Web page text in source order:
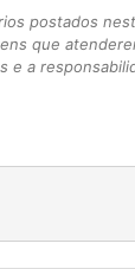
postados
que
a